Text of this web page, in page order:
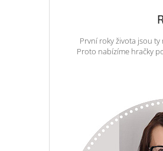
První roky života jsou
Proto nabízíme hračky